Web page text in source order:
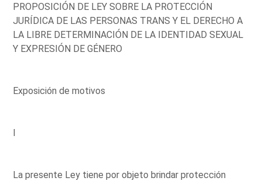
PROPOSICIÓN DE LEY SOBRE LA PROTECCIÓN
JURÍDICA DE LAS PERSONAS TRANS Y EL DERECHO A
LA LIBRE DETERMINACIÓN DE LA IDENTIDAD SEXUAL
Y EXPRESIÓN DE GÉNERO
Exposición de motivos
I
La presente Ley tiene por objeto brindar protección